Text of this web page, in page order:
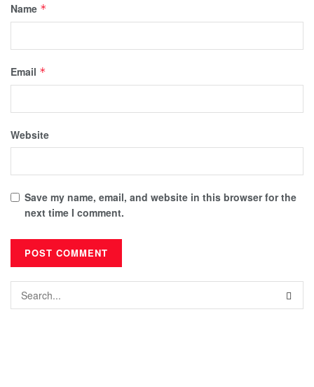
Name *
Email *
Website
Save my name, email, and website in this browser for the
next time I comment.